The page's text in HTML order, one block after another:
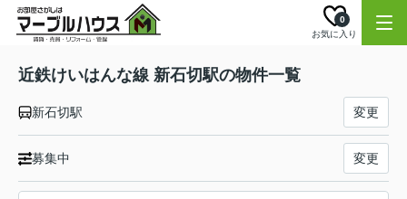
お気に入り
0
近鉄けいはんな線 新石切駅の物件一覧
新石切駅 変更
募集中 変更